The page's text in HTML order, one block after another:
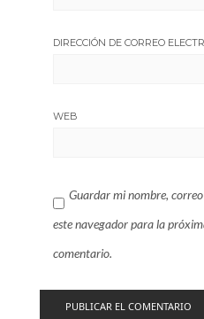
DIRECCIÓN DE CORREO
WEB
Guardar mi nombre,
este navegador para la
comentario.